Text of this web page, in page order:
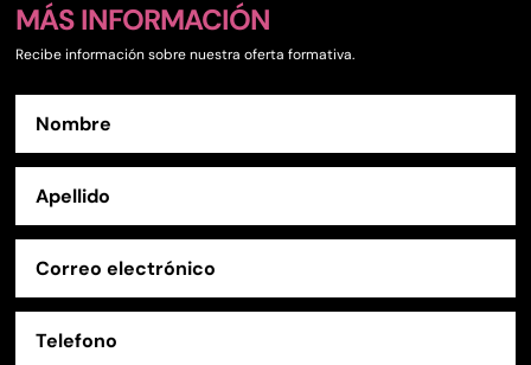
MÁS INFORMACIÓN
Recibe información sobre nuestra oferta formativa.